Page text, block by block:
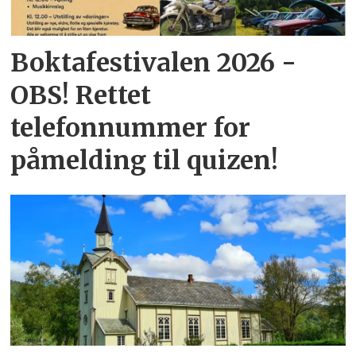
Boktafestivalen 2026 -
OBS! Rettet
telefonnummer for
påmelding til quizen!